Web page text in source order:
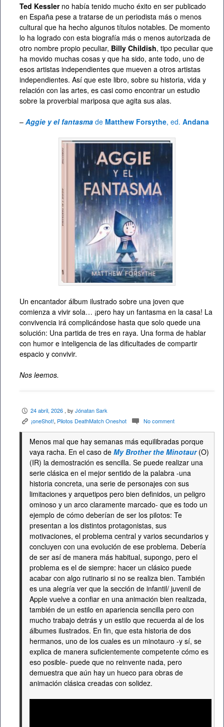
Ted Kesslerno había tenido mucho éxito en ser publicado
en España pese a tratarse de un periodista más o menos
cultural que ha hecho algunos títulos notables. De momento
lo ha logrado con esta biografía más o menos autorizada de
otro nombre propio peculiar, Billy Childish, tipo peculiar que
ha movido muchas cosas y que ha sido, ante todo, uno de
esos artistas independientes que mueven a otros artistas
independientes. Así que este libro, sobre su historia, vida y
relación con las artes, es casi como encontrar un estudio
sobre la proverbial mariposa que agita sus alas.
– Aggie y el fantasma de Matthew Forsythe, ed. Andana
Un encantador álbum ilustrado sobre una joven que
comienza a vivir sola… ¡pero hay un fantasma en la casa! La
convivencia irá complicándose hasta que solo quede una
solución: Una partida de tres en raya. Una forma de hablar
con humor e inteligencia de las dificultades de compartir
espacio y convivir.
Nos leemos.
P 24 abril, 2026 , by Jónatan Sark
K ¡oneShot!, Pilotos DeathMatch Oneshot c No comment
Menos mal que hay semanas más equilibradas porque
vaya racha. En el caso de My Brother the Minotaur(O)
(IR) la demostración es sencilla. Se puede realizar una
serie clásica en el mejor sentido de la palabra -una
historia concreta, una serie de personajes con sus
limitaciones y arquetipos pero bien definidos, un peligro
ominoso y un arco claramente marcado- que es todo un
ejemplo de cómo deberían de ser los pilotos: Te
presentan a los distintos protagonistas, sus
motivaciones, el problema central y varios secundarios y
concluyen con una evolución de ese problema. Debería
de ser así de manera más habitual, supongo, pero el
problema es el de siempre: hacer un clásico puede
acabar con algo rutinario si no se realiza bien. También
es una alegría ver que la sección de infantil/ juvenil de
Apple vuelve a confiar en una animación bien realizada,
también de un estilo en apariencia sencilla pero con
mucho trabajo detrás y un estilo que recuerda al de los
álbumes ilustrados. En fin, que esta historia de dos
hermanos, uno de los cuales es un minotauro -y sí, se
explica de manera suficientemente competente cómo es
eso posible- puede que no reinvente nada, pero
demuestra que aún hay un hueco para obras de
animación clásica creadas con solidez.